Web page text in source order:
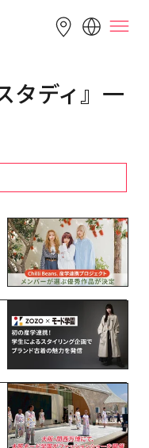
繁體中文
タディ』一